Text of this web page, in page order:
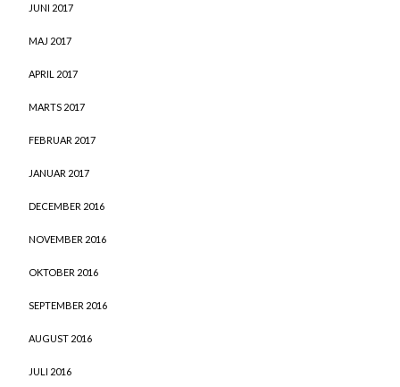
JUNI 2017
MAJ 2017
APRIL 2017
MARTS 2017
FEBRUAR 2017
JANUAR 2017
DECEMBER 2016
NOVEMBER 2016
OKTOBER 2016
SEPTEMBER 2016
AUGUST 2016
JULI 2016